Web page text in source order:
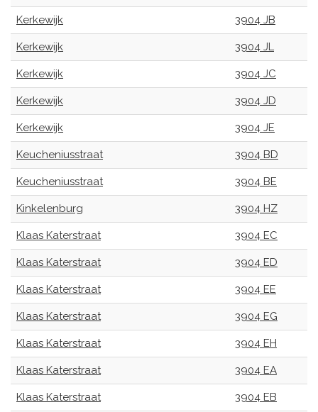
Kerkewijk 3904 JB
Kerkewijk 3904 JL
Kerkewijk 3904 JC
Kerkewijk 3904 JD
Kerkewijk 3904 JE
Keucheniusstraat 3904 BD
Keucheniusstraat 3904 BE
Kinkelenburg 3904 HZ
Klaas Katerstraat 3904 EC
Klaas Katerstraat 3904 ED
Klaas Katerstraat 3904 EE
Klaas Katerstraat 3904 EG
Klaas Katerstraat 3904 EH
Klaas Katerstraat 3904 EA
Klaas Katerstraat 3904 EB